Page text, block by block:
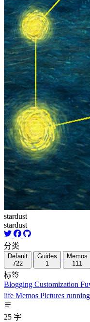
stardust
stardust
分类
Default
722
Guides
1
Memos
111
标签
Blogging Customization
life Memos Pictures running
25 字